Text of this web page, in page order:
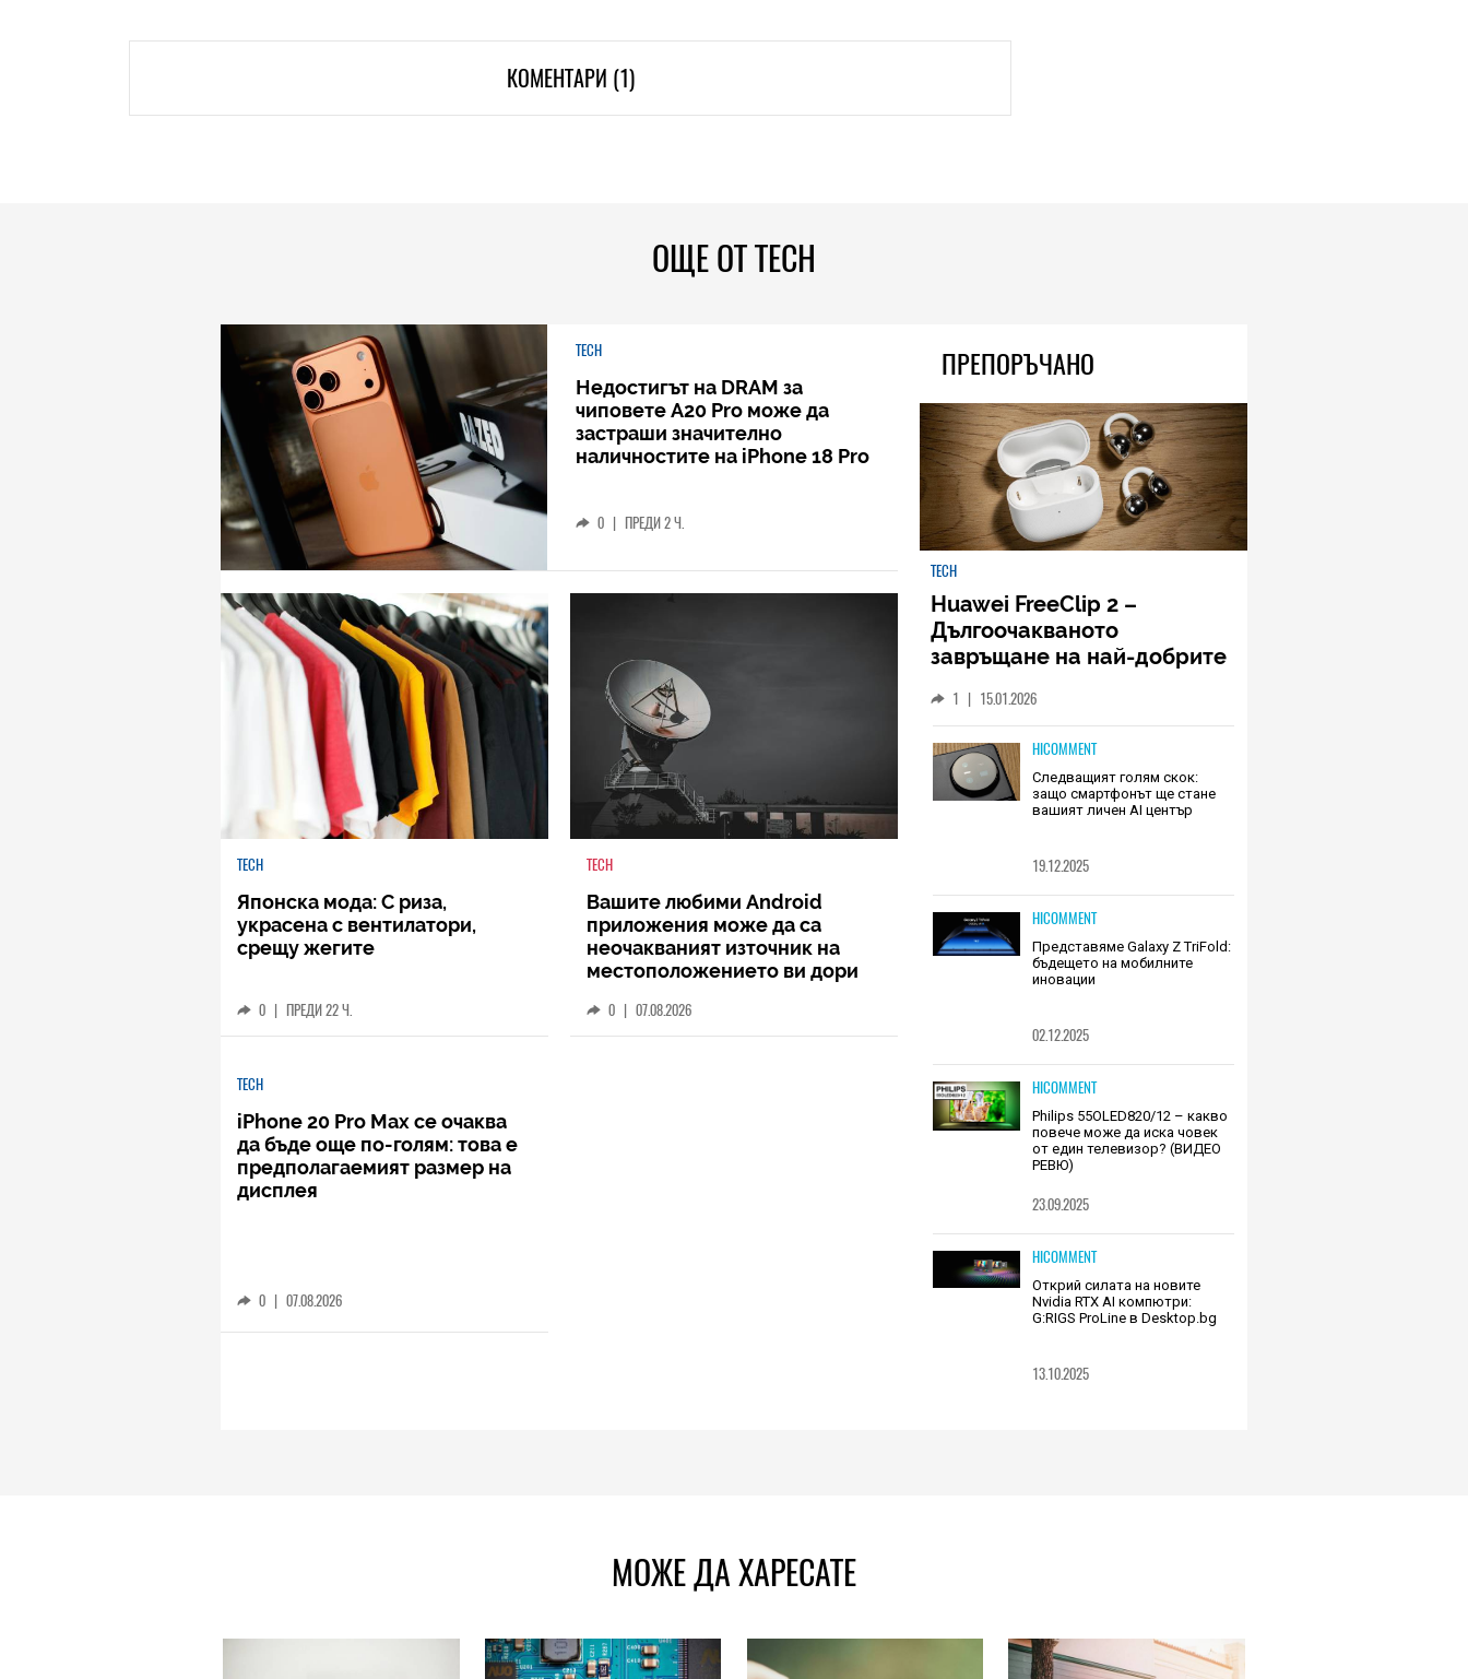
КОМЕНТАРИ (1)
ОЩЕ ОТ TECH
TECH
Недостигът на DRAM за
чиповете A20 Pro може да
застраши значително
наличностите на iPhone 18 Pro
0 | ПРЕДИ 2 Ч.
TECH
Японска мода: С риза,
украсена с вентилатори,
срещу жегите
0 | ПРЕДИ 22 Ч.
TECH
Вашите любими Android
приложения може да са
неочакваният източник на
местоположението ви дори
0 | 07.08.2026
TECH
iPhone 20 Pro Max се очаква
да бъде още по-голям: това е
предполагаемият размер на
дисплея
0 | 07.08.2026
ПРЕПОРЪЧАНО
TECH
Huawei FreeClip 2 –
Дългоочакваното
завръщане на най-добрите
1 | 15.01.2026
HICOMMENT
Следващият голям скок:
защо смартфонът ще стане
вашият личен AI център
19.12.2025
HICOMMENT
Представяме Galaxy Z TriFold:
бъдещето на мобилните
иновации
02.12.2025
HICOMMENT
Philips 55OLED820/12 – какво
повече може да иска човек
от един телевизор? (ВИДЕО
РЕВЮ)
23.09.2025
HICOMMENT
Открий силата на новите
Nvidia RTX AI компютри:
G:RIGS ProLine в Desktop.bg
13.10.2025
МОЖЕ ДА ХАРЕСАТЕ